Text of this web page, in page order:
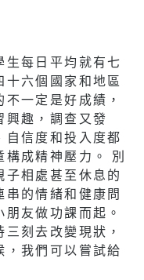
生每日平均就有七
六個國家和地區
一定是好成績，
興趣，調查又發
自信度和投入度都
構成精神壓力。 別
相處甚至休息的
串的情緒和健康問
友做功課而起。
刻去改變現狀，
，我們可以嘗試給